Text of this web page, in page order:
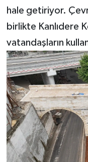
hale getiriyor.
birlikte Kanlıdere
vatandaşların